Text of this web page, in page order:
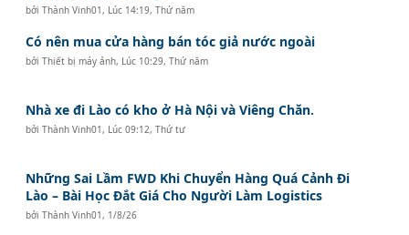
bởiThành Vinh01, Lúc 14:19, Thứ năm
Có nên mua cửa hàng bán tóc giả nước ngoài
bởiThiết bị máy ảnh, Lúc 10:29, Thứ năm
Nhà xe đi Lào có kho ở Hà Nội và Viêng Chăn.
bởiThành Vinh01, Lúc 09:12, Thứ tư
Những Sai Lầm FWD Khi Chuyển Hàng Quá Cảnh Đi
Lào – Bài Học Đắt Giá Cho Người Làm Logistics
bởiThành Vinh01, 1/8/26